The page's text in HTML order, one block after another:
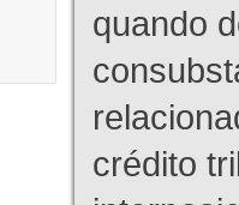
quando
crédito